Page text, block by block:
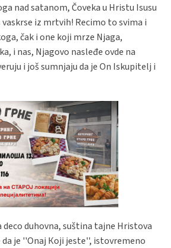
nad satanom, Čoveka u Hristu Isusu
iz mrtvih! Recimo to svima i
čak i one koji mrze Njaga,
i nas, Njagovo nasleđe ovde na
i još sumnjaju da je On Iskupitelj i
deco duhovna, suština tajne Hristova
da je ''Onaj Кoji jeste'', istovremeno